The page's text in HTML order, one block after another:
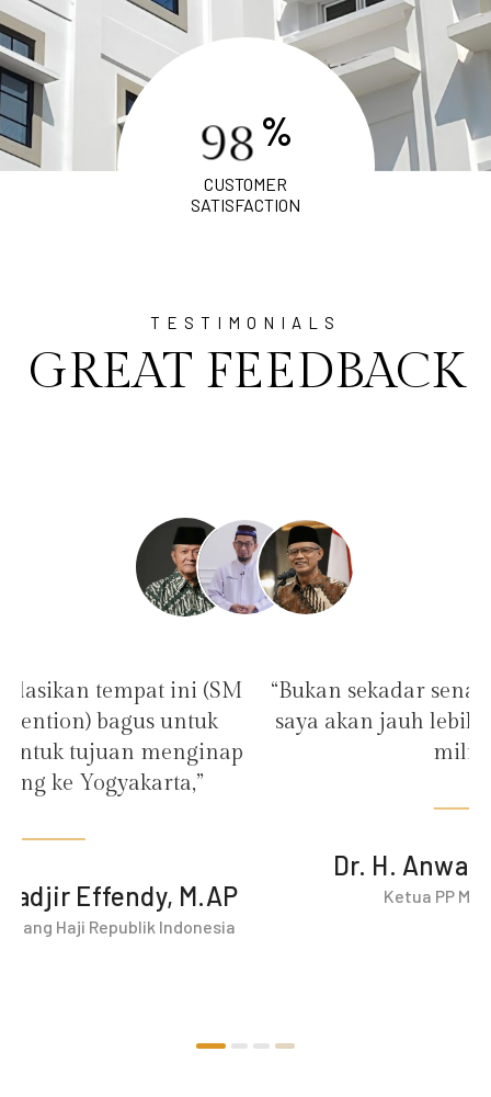
98 %
CUSTOMER
SATISFACTION
TESTIMONIALS
GREAT FEEDBACK
“Bukan sekadar senang menginap di hotel,
saya akan jauh lebih bahagia jika hotel itu
milik kita”
Dr. H. Anwar Abbas, M.Ag.
Ketua PP Muhammadiyah